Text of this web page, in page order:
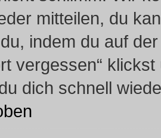
mitteilen, du
indem du auf
vergessen“
dich schnell